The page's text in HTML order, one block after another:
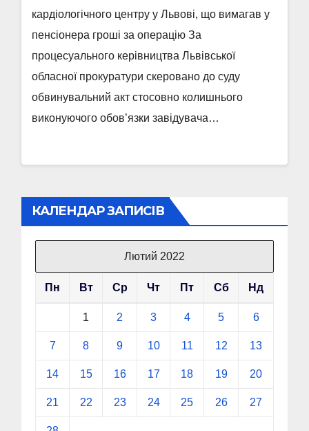
кардіологічного центру у Львові, що вимагав у
пенсіонера гроші за операцію За
процесуального керівництва Львівської
обласної прокуратури скеровано до суду
обвинувальний акт стосовно колишнього
виконуючого обов’язки завідувача…
КАЛЕНДАР ЗАПИСІВ
Лютий 2022
Пн Вт Ср Чт Пт Сб Нд
1 2 3 4 5 6
7 8 9 10 11 12 13
14 15 16 17 18 19 20
21 22 23 24 25 26 27